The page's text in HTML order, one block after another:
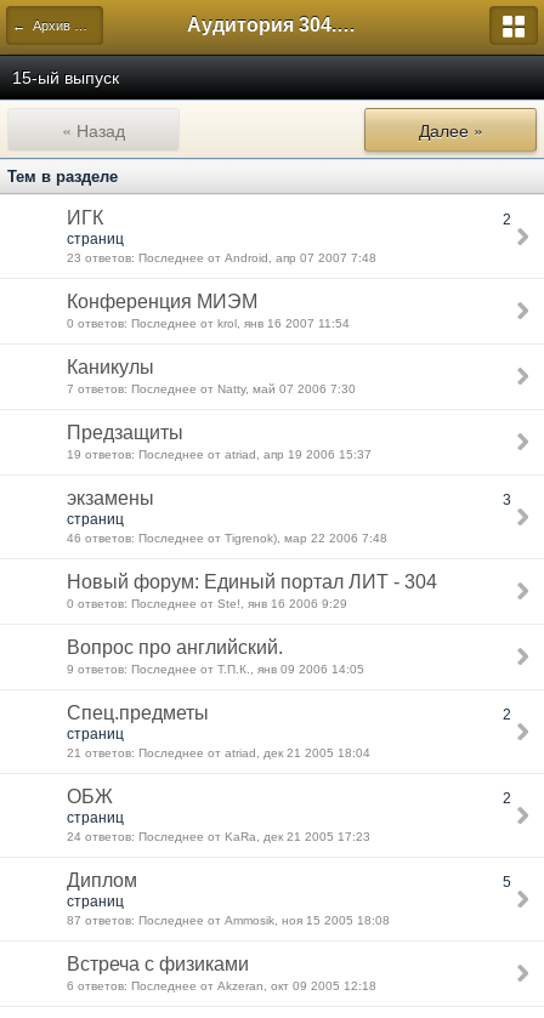
← Архив форумов выпусков Лицея Аудитория 304. История России
15-ый выпуск
« Назад Далее »
Тем в разделе
ИГК
2
страниц
23 ответов: Последнее от Android, апр 07 2007 7:48
Конференция МИЭМ
0 ответов: Последнее от krol, янв 16 2007 11:54
Каникулы
7 ответов: Последнее от Natty, май 07 2006 7:30
Предзащиты
19 ответов: Последнее от atriad, апр 19 2006 15:37
экзамены
3
страниц
46 ответов: Последнее от Tigrenok), мар 22 2006 7:48
Новый форум: Единый портал ЛИТ - 304
0 ответов: Последнее от Ste!, янв 16 2006 9:29
Вопрос про английский.
9 ответов: Последнее от Т.П.К., янв 09 2006 14:05
Спец.предметы
2
страниц
21 ответов: Последнее от atriad, дек 21 2005 18:04
ОБЖ
2
страниц
24 ответов: Последнее от KaRa, дек 21 2005 17:23
Диплом
5
страниц
87 ответов: Последнее от Ammosik, ноя 15 2005 18:08
Встреча с физиками
6 ответов: Последнее от Akzeran, окт 09 2005 12:18